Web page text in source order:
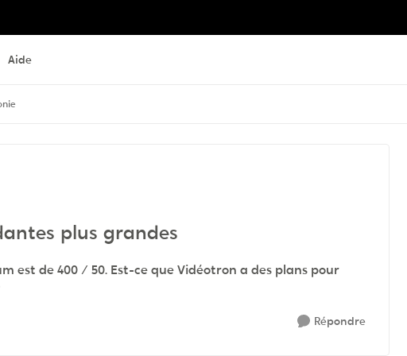
Aide
plus grandes
est de 400 / 50. Est-ce que Vidéotron a des plans pour
Répondre